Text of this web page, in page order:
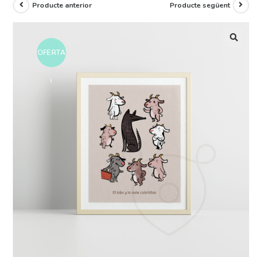
OFERTA
!
Producte anterior Producte següent